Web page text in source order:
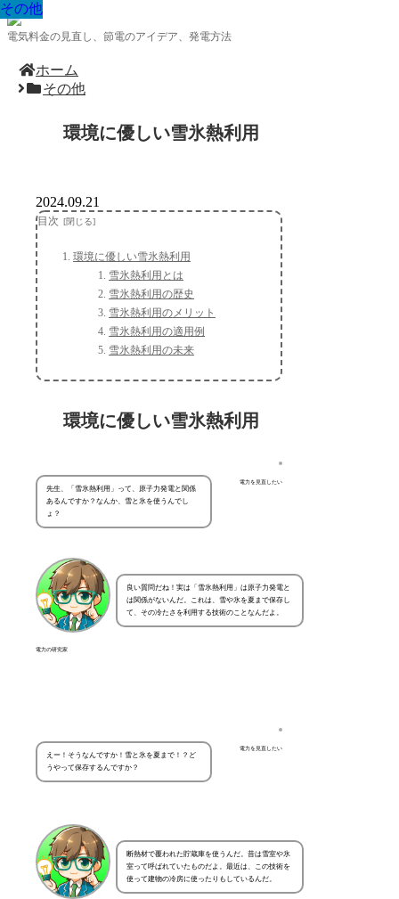
電気料金の見直し、節電のアイデア、発電方法
ホーム
その他
環境に優しい雪氷熱利用
その他
2024.09.21
目次
環境に優しい雪氷熱利用
雪氷熱利用とは
雪氷熱利用の歴史
雪氷熱利用のメリット
雪氷熱利用の適用例
雪氷熱利用の未来
環境に優しい雪氷熱利用
電力を見直したい
先生、「雪氷熱利用」って、原子力発電と関係
あるんですか？なんか、雪と氷を使うんでし
ょ？
電力の研究家
良い質問だね！実は「雪氷熱利用」は原子力発電と
は関係がないんだ。これは、雪や氷を夏まで保存し
て、その冷たさを利用する技術のことなんだよ。
電力を見直したい
えー！そうなんですか！雪と氷を夏まで！？ど
うやって保存するんですか？
断熱材で覆われた貯蔵庫を使うんだ。昔は雪室や氷
室って呼ばれていたものだよ。最近は、この技術を
使って建物の冷房に使ったりもしているんだ。
その他
その他
その他
その他
その他
その他
その他
その他